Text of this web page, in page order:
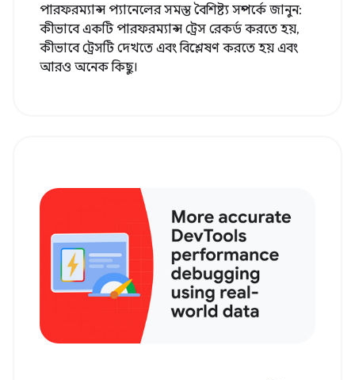
পারফরম্যান্স প্যানেলের সমস্ত বৈশিষ্ট্য সম্পর্কে জানুন:
কীভাবে একটি পারফরম্যান্স ট্রেস রেকর্ড করতে হয়,
কীভাবে ট্রেসটি দেখতে এবং বিশ্লেষণ করতে হয় এবং
আরও অনেক কিছু।